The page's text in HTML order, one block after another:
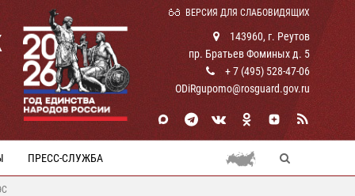
ВЕРСИЯ ДЛЯ СЛАБОВИДЯЩИХ
143960, г. Реутов
пр. Братьев Фоминых д. 5
+ 7 (495) 528-47-06
ODiRgupomo@rosguard.gov.ru
ПРЕСС-СЛУЖБА